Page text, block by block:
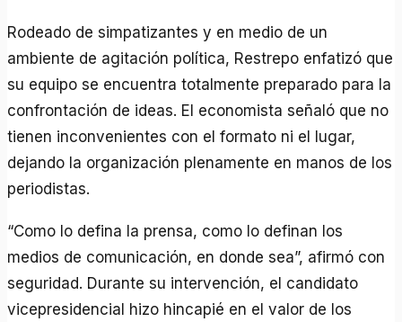
Rodeado de simpatizantes y en medio de un
ambiente de agitación política, Restrepo enfatizó que
su equipo se encuentra totalmente preparado para la
confrontación de ideas. El economista señaló que no
tienen inconvenientes con el formato ni el lugar,
dejando la organización plenamente en manos de los
periodistas.
“Como lo defina la prensa, como lo definan los
medios de comunicación, en donde sea”, afirmó con
seguridad. Durante su intervención, el candidato
vicepresidencial hizo hincapié en el valor de los